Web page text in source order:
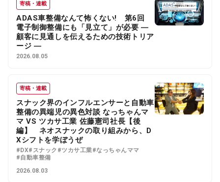
寄稿・連載
ADAS車整備なんて怖くない! 第6回
電子制御整備にも「見立て」が必要 ―
顧客に見通しを伝えるための技術トリア
ージ ―
2026.08.05
寄稿・連載
スナック界のインフルエンサーと自動車
整備の異端児の異色対談 なっちゃんマ
マ VS ツカサ工業 佐藤憲司社長【後
編】 ネオスナックの取り組みから、D
Xシフトを学ぼうぜ
#DX#スナック #ツカサ工業#なっちゃんママ
#自動車整備
2026.08.03